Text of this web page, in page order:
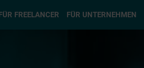
FREELANCER FÜR UNTERNEHMEN